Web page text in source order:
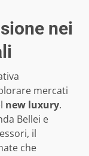
nei
mercati
new luxury.
Bellei e
il
che